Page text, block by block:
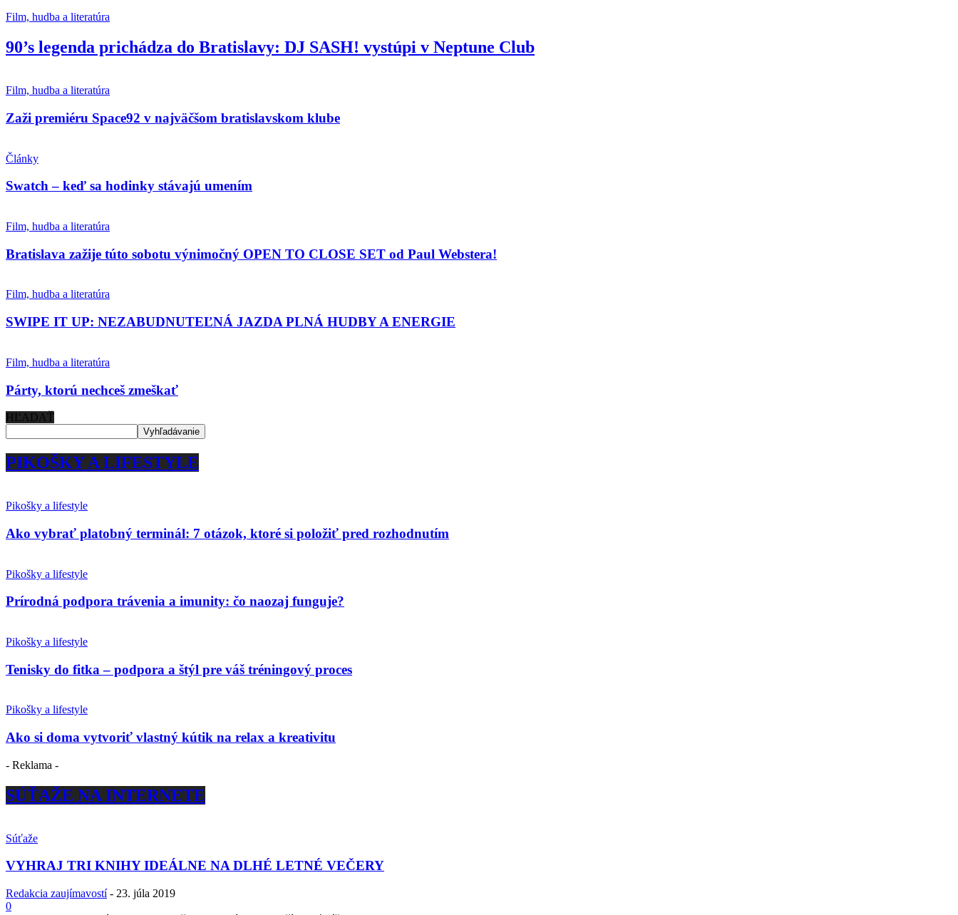
Film, hudba a literatúra
90’s legenda prichádza do Bratislavy: DJ SASH! vystúpi v Neptune Club
Film, hudba a literatúra
Zaži premiéru Space92 v najväčšom bratislavskom klube
Články
Swatch – keď sa hodinky stávajú umením
Film, hudba a literatúra
Bratislava zažije túto sobotu výnimočný OPEN TO CLOSE SET od Paul Webstera!
Film, hudba a literatúra
SWIPE IT UP: NEZABUDNUTEĽNÁ JAZDA PLNÁ HUDBY A ENERGIE
Film, hudba a literatúra
Párty, ktorú nechceš zmeškať
HĽADAŤ
PIKOŠKY A LIFESTYLE
Pikošky a lifestyle
Ako vybrať platobný terminál: 7 otázok, ktoré si položiť pred rozhodnutím
Pikošky a lifestyle
Prírodná podpora trávenia a imunity: čo naozaj funguje?
Pikošky a lifestyle
Tenisky do fitka – podpora a štýl pre váš tréningový proces
Pikošky a lifestyle
Ako si doma vytvoriť vlastný kútik na relax a kreativitu
- Reklama -
SÚŤAŽE NA INTERNETE
Súťaže
VYHRAJ TRI KNIHY IDEÁLNE NA DLHÉ LETNÉ VEČERY
Redakcia zaujímavostí - 23. júla 2019
0